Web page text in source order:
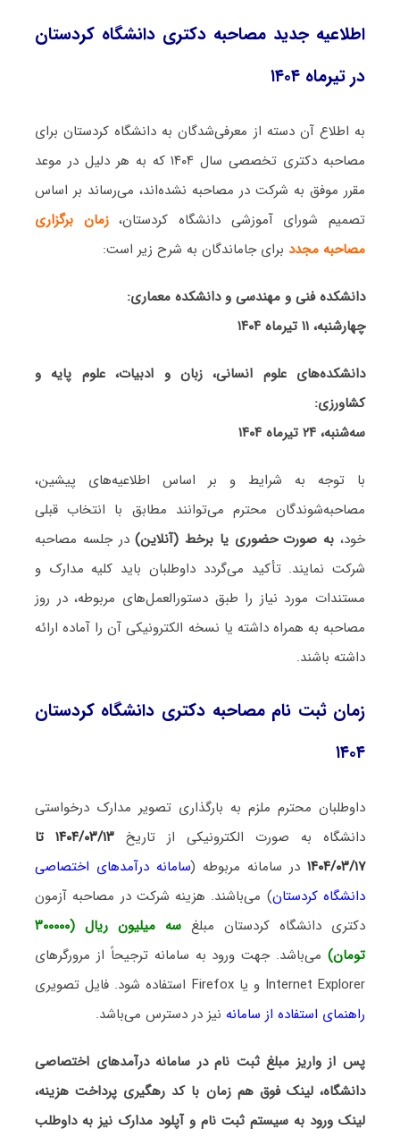
اطلاعیه جدید مصاحبه دکتری دانشگاه کردستان
در تیرماه ۱۴۰۴
به اطلاع آن دسته از معرفی‌شدگان به دانشگاه کردستان برای
مصاحبه دکتری تخصصی سال ۱۴۰۴ که به هر دلیل در موعد
مقرر موفق به شرکت در مصاحبه نشده‌اند، می‌رساند بر اساس
تصمیم شورای آموزشی دانشگاه کردستان،زمان برگزاری
مصاحبه مجدد برای جاماندگان به شرح زیر است:
دانشکده فنی و مهندسی و دانشکده معماری:
چهارشنبه، ۱۱ تیرماه ۱۴۰۴
دانشکده‌های علوم انسانی، زبان و ادبیات، علوم پایه و
کشاورزی:
سه‌شنبه، ۲۴ تیرماه ۱۴۰۴
با توجه به شرایط و بر اساس اطلاعیه‌های پیشین،
مصاحبه‌شوندگان محترم می‌توانند مطابق با انتخاب قبلی
خود، به صورت حضوری یا برخط (آنلاین)در جلسه مصاحبه
شرکت نمایند. تأکید می‌گردد داوطلبان باید کلیه مدارک و
مستندات مورد نیاز را طبق دستورالعمل‌های مربوطه، در روز
مصاحبه به همراه داشته یا نسخه الکترونیکی آن را آماده ارائه
داشته باشند.
زمان ثبت نام مصاحبه دکتری دانشگاه کردستان
۱۴۰۴
داوطلبان محترم ملزم به بارگذاری تصویر مدارک درخواستی
دانشگاه به صورت الکترونیکی از تاریخ
۱۴۰۴/۰۳/۱۳ تا
۱۴۰۴/۰۳/۱۷در سامانه مربوطه (سامانه درآمدهای اختصاصی
دانشگاه کردستان) می‌باشند. هزینه شرکت در مصاحبه آزمون
دکتری دانشگاه کردستان مبلغ
سه میلیون ریال (۳۰۰۰۰۰
تومان)می‌باشد. جهت ورود به سامانه ترجیحاً از مرورگرهای
Internet Explorer و یا Firefox استفاده شود. فایل تصویری
راهنمای استفاده از سامانهنیز در دسترس می‌باشد.
پس از واریز مبلغ ثبت نام در سامانه درآمدهای اختصاصی
دانشگاه، لینک فوق هم زمان با کد رهگیری پرداخت هزینه،
لینک ورود به سیستم ثبت نام و آپلود مدارک نیز به داوطلب